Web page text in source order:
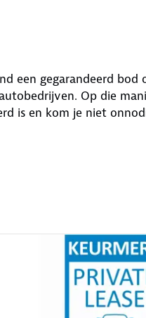
een gegarandeerd bod
Op die
is en kom je niet